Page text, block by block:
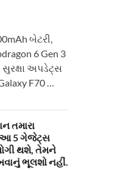
બેટરી,
6 Gen 3
અપડેટ્સ
F70 …
તમારા
આ 5 ગેજેટ્સ
થશે, તેમને
ભૂલશો નહીં.